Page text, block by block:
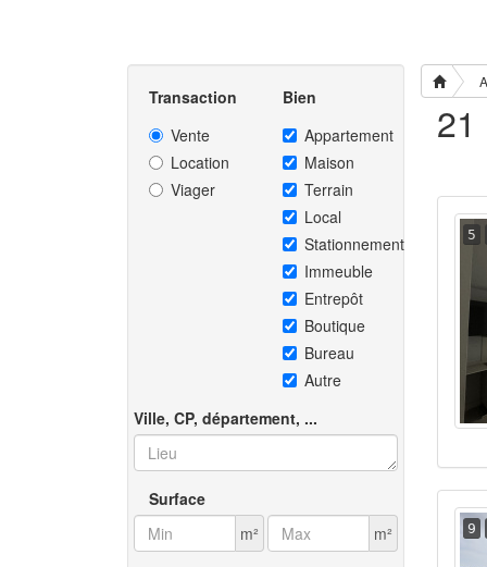
Transaction
Vente
Location
Viager
Bien
Appartement
Maison
Terrain
Local
Stationnement
Immeuble
Entrepôt
Boutique
Bureau
Autre
Ville, CP, département, ...
Surface
m²
m²
5
9